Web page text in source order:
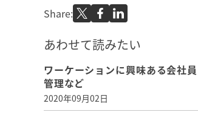
Share:
あわせて読みたい
ワーケーションに興味ある会社
管理など
2020年09月02日